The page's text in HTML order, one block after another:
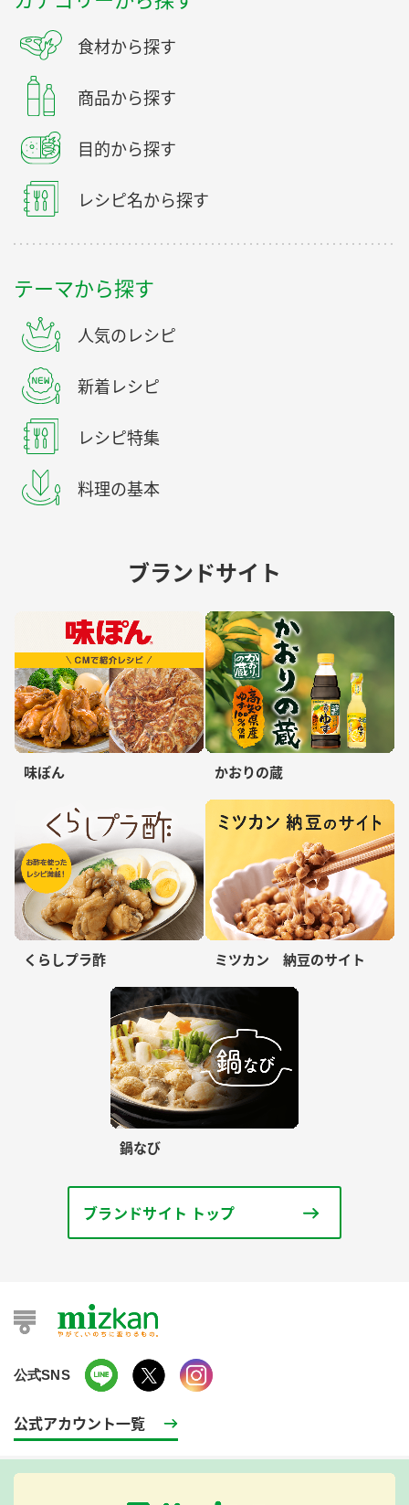
食材から探す
商品から探す
目的から探す
レシピ名から探す
テーマから探す
人気のレシピ
新着レシピ
レシピ特集
料理の基本
ブランドサイト
味ぽん かおりの蔵
くらしプラ酢 ミツカン 納豆のサイト
鍋なび
ブランドサイト トップ
公式SNS
公式アカウント一覧